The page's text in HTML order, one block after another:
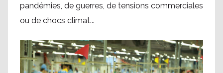
pandémies, de guerres, de tensions commerciales
ou de chocs climat...